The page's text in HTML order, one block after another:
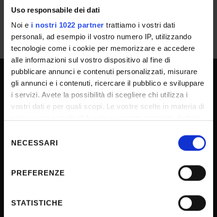
Uso responsabile dei dati
Noi e i nostri 1022 partner trattiamo i vostri dati
personali, ad esempio il vostro numero IP, utilizzando
tecnologie come i cookie per memorizzare e accedere
alle informazioni sul vostro dispositivo al fine di
pubblicare annunci e contenuti personalizzati, misurare
gli annunci e i contenuti, ricercare il pubblico e sviluppare
i servizi. Avete la possibilità di scegliere chi utilizza i
vostri dati e per quali scopi. Le vostre scelte in materia di
modificare o revocare il proprio consenso in qualsiasi
momento dalla Dichiarazione sui cookie o facendo clic
raccogliere informazioni sulla tua posizione
geografica, con un'approssimazione di qualche
delNECESSARI
PREFERENZE
STATISTICHE
UNIVERSITY SERVICES
Official University Register
Procurement
Terms and conditions